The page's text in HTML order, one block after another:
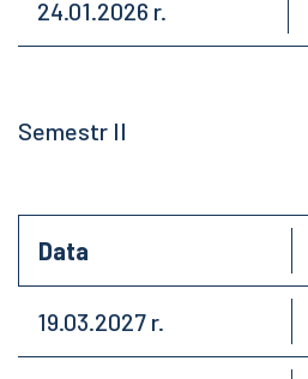
24.01.2026 r.
Semestr II
Data
19.03.2027 r.